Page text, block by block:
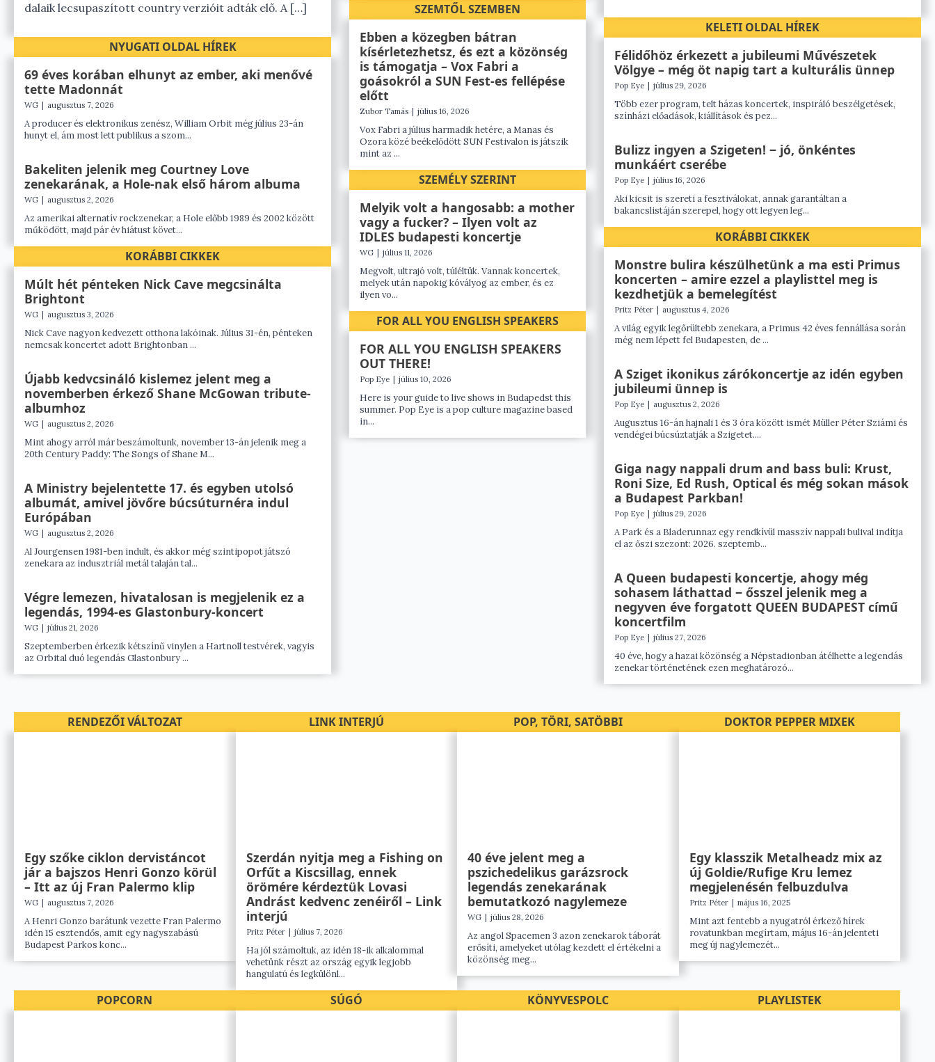
dalaik lecsupaszított country verzióit adták elő. A […]
NYUGATI OLDAL HÍREK
69 éves korában elhunyt az ember, aki menővé
tette Madonnát
WG augusztus 7, 2026
A producer és elektronikus zenész, William Orbit még július 23-án
hunyt el, ám most lett publikus a szom...
Bakeliten jelenik meg Courtney Love
zenekarának, a Hole-nak első három albuma
WG augusztus 2, 2026
Az amerikai alternatív rockzenekar, a Hole előbb 1989 és 2002 között
működött, majd pár év hiátust követ...
KORÁBBI CIKKEK
Múlt hét pénteken Nick Cave megcsinálta
Brightont
WG augusztus 3, 2026
Nick Cave nagyon kedvezett otthona lakóinak. Július 31-én, pénteken
nemcsak koncertet adott Brightonban ...
Újabb kedvcsináló kislemez jelent meg a
novemberben érkező Shane McGowan tribute-
albumhoz
WG augusztus 2, 2026
Mint ahogy arról már beszámoltunk, november 13-án jelenik meg a
20th Century Paddy: The Songs of Shane M...
A Ministry bejelentette 17. és egyben utolsó
albumát, amivel jövőre búcsúturnéra indul
Európában
WG augusztus 2, 2026
Al Jourgensen 1981-ben indult, és akkor még szintipopot játszó
zenekara az indusztriál metál talaján tal...
Végre lemezen, hivatalosan is megjelenik ez a
legendás, 1994-es Glastonbury-koncert
WG július 21, 2026
Szeptemberben érkezik kétszínű vinylen a Hartnoll testvérek, vagyis
az Orbital duó legendás Glastonbury ...
SZEMTŐL SZEMBEN
Ebben a közegben bátran
kísérletezhetsz, és ezt a közönség
is támogatja – Vox Fabri a
goásokról a SUN Fest-es fellépése
előtt
Zubor Tamás július 16, 2026
Vox Fabri a július harmadik hetére, a Manas és
Ozora közé beékelődött SUN Festivalon is játszik
mint az ...
SZEMÉLY SZERINT
Melyik volt a hangosabb: a mother
vagy a fucker? – Ilyen volt az
IDLES budapesti koncertje
WG július 11, 2026
Megvolt, ultrajó volt, túléltük. Vannak koncertek,
melyek után napokig kóvályog az ember, és ez
ilyen vo...
FOR ALL YOU ENGLISH SPEAKERS
FOR ALL YOU ENGLISH SPEAKERS
OUT THERE!
Pop Eye július 10, 2026
Here is your guide to live shows in Budapedst this
summer. Pop Eye is a pop culture magazine based
in...
KELETI OLDAL HÍREK
Félidőhöz érkezett a jubileumi Művészetek
Völgye – még öt napig tart a kulturális ünnep
Pop Eye július 29, 2026
Több ezer program, telt házas koncertek, inspiráló beszélgetések,
színházi előadások, kiállítások és pez...
Bulizz ingyen a Szigeten! ‒ jó, önkéntes
munkáért cserébe
Pop Eye július 16, 2026
Aki kicsit is szereti a fesztiválokat, annak garantáltan a
bakancslistáján szerepel, hogy ott legyen leg...
KORÁBBI CIKKEK
Monstre bulira készülhetünk a ma esti Primus
koncerten – amire ezzel a playlisttel meg is
kezdhetjük a bemelegítést
Pritz Péter augusztus 4, 2026
A világ egyik legőrültebb zenekara, a Primus 42 éves fennállása során
még nem lépett fel Budapesten, de ...
A Sziget ikonikus zárókoncertje az idén egyben
jubileumi ünnep is
Pop Eye augusztus 2, 2026
Augusztus 16-án hajnali 1 és 3 óra között ismét Müller Péter Sziámi és
vendégei búcsúztatják a Szigetet....
Giga nagy nappali drum and bass buli: Krust,
Roni Size, Ed Rush, Optical és még sokan mások
a Budapest Parkban!
Pop Eye július 29, 2026
A Park és a Bladerunnaz egy rendkívül masszív nappali bulival indítja
el az őszi szezont: 2026. szeptemb...
A Queen budapesti koncertje, ahogy még
sohasem láthattad ‒ ősszel jelenik meg a
negyven éve forgatott QUEEN BUDAPEST című
koncertfilm
Pop Eye július 27, 2026
40 éve, hogy a hazai közönség a Népstadionban átélhette a legendás
zenekar történetének ezen meghatározó...
RENDEZŐI VÁLTOZAT
Egy szőke ciklon dervistáncot
jár a bajszos Henri Gonzo körül
– Itt az új Fran Palermo klip
WG augusztus 7, 2026
A Henri Gonzo barátunk vezette Fran Palermo
idén 15 esztendős, amit egy nagyszabású
Budapest Parkos konc...
LINK INTERJÚ
Szerdán nyitja meg a Fishing on
Orfűt a Kiscsillag, ennek
örömére kérdeztük Lovasi
Andrást kedvenc zenéiről – Link
interjú
Pritz Péter július 7, 2026
Ha jól számoltuk, az idén 18-ik alkalommal
vehetünk részt az ország egyik legjobb
hangulatú és legkülönl...
POP, TÖRI, SATÖBBI
40 éve jelent meg a
pszichedelikus garázsrock
legendás zenekarának
bemutatkozó nagylemeze
WG július 28, 2026
Az angol Spacemen 3 azon zenekarok táborát
erősíti, amelyeket utólag kezdett el értékelni a
közönség meg...
DOKTOR PEPPER MIXEK
Egy klasszik Metalheadz mix az
új Goldie/Rufige Kru lemez
megjelenésén felbuzdulva
Pritz Péter május 16, 2025
Mint azt fentebb a nyugatról érkező hírek
rovatunkban megírtam, május 16-án jelenteti
meg új nagylemezét...
POPCORN SÚGÓ KÖNYVESPOLC PLAYLISTEK